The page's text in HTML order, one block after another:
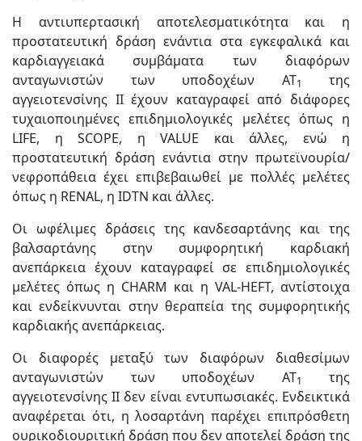
Η αντιυπερτασική αποτελεσματικότητα και η
προστατευτική δράση ενάντια στα εγκεφαλικά και
καρδιαγγειακά συμβάματα των διαφόρων
ανταγωνιστών των υποδοχέων ΑΤ1
της
αγγειοτενσίνης ΙΙ έχουν καταγραφεί από διάφορες
τυχαιοποιημένες επιδημιολογικές μελέτες όπως η
LIFE, η SCOPE, η VALUE και άλλες, ενώ η
προστατευτική δράση ενάντια στην πρωτεϊνουρία/
νεφροπάθεια έχει επιβεβαιωθεί με πολλές μελέτες
όπως η RENAL, η IDTN και άλλες.
Οι ωφέλιμες δράσεις της κανδεσαρτάνης και της
βαλσαρτάνης στην συμφορητική καρδιακή
ανεπάρκεια έχουν καταγραφεί σε επιδημιολογικές
μελέτες όπως η CHARM και η VAL-HEFT, αντίστοιχα
και ενδείκνυνται στην θεραπεία της συμφορητικής
καρδιακής ανεπάρκειας.
Οι διαφορές μεταξύ των διαφόρων διαθεσίμων
ανταγωνιστών των υποδοχέων ΑΤ1
της
αγγειοτενσίνης ΙΙ δεν είναι εντυπωσιακές. Ενδεικτικά
αναφέρεται ότι, η λοσαρτάνη παρέχει επιπρόσθετη
ουρικοδιουριτική δράση που δεν αποτελεί δράση της